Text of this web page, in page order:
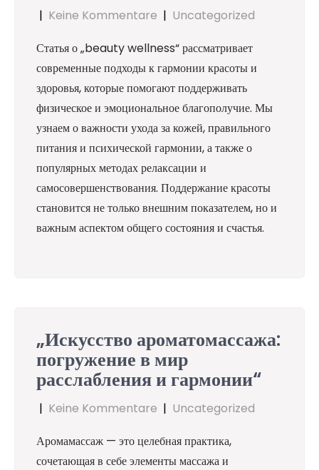
| Keine Kommentare | Uncategorized
Статья о „beauty wellness“ рассматривает
современные подходы к гармонии красоты и
здоровья, которые помогают поддерживать
физическое и эмоциональное благополучие. Мы
узнаем о важности ухода за кожей, правильного
питания и психической гармонии, а также о
популярных методах релаксации и
самосовершенствования. Поддержание красоты
становится не только внешним показателем, но и
важным аспектом общего состояния и счастья.
„Искусство ароматомассажа:
погружение в мир
расслабления и гармонии“
| Keine Kommentare | Uncategorized
Аромамассаж — это целебная практика,
сочетающая в себе элементы массажа и